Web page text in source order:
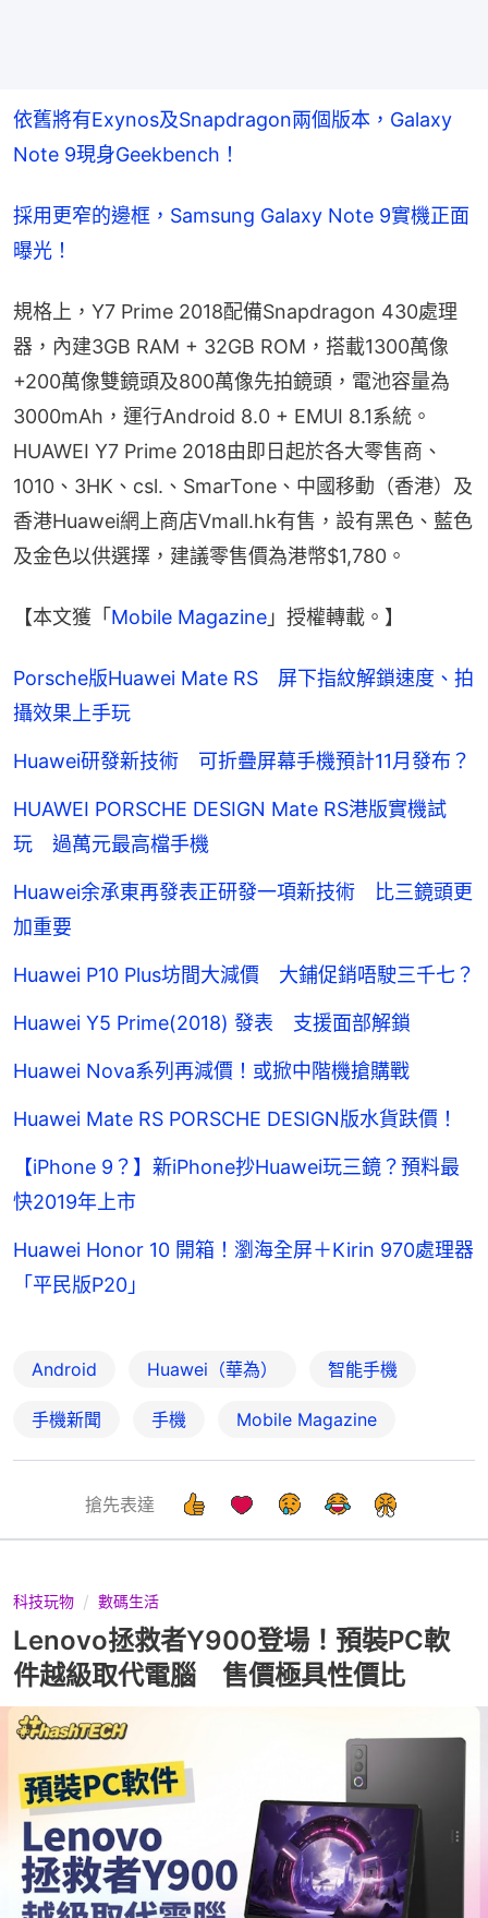
依舊將有Exynos及Snapdragon兩個版本，Galaxy
Note 9現身Geekbench！
採用更窄的邊框，Samsung Galaxy Note 9實機正面
曝光！
規格上，Y7 Prime 2018配備Snapdragon 430處理
器，內建3GB RAM + 32GB ROM，搭載1300萬像
+200萬像雙鏡頭及800萬像先拍鏡頭，電池容量為
3000mAh，運行Android 8.0 + EMUI 8.1系統。
HUAWEI Y7 Prime 2018由即日起於各大零售商、
1010、3HK、csl.、SmarTone、中國移動（香港）及
香港Huawei網上商店Vmall.hk有售，設有黑色、藍色
及金色以供選擇，建議零售價為港幣$1,780。
【本文獲「Mobile Magazine 」授權轉載。】
Porsche版Huawei Mate RS 屏下指紋解鎖速度、拍
攝效果上手玩
Huawei研發新技術 可折疊屏幕手機預計11月發布？
HUAWEI PORSCHE DESIGN Mate RS港版實機試
玩 過萬元最高檔手機
Huawei余承東再發表正研發一項新技術 比三鏡頭更
加重要
Huawei P10 Plus坊間大減價 大鋪促銷唔駛三千七？
Huawei Y5 Prime(2018) 發表 支援面部解鎖
Huawei Nova系列再減價！或掀中階機搶購戰
Huawei Mate RS PORSCHE DESIGN版水貨趺價！
【iPhone 9？】新iPhone抄Huawei玩三鏡？預料最
快2019年上市
Huawei Honor 10 開箱！瀏海全屏＋Kirin 970處理器
「平民版P20」
Android Huawei（華為） 智能手機
手機新聞 手機 Mobile Magazine
搶先表達
科技玩物 數碼生活
Lenovo拯救者Y900登場！預裝PC軟
件越級取代電腦 售價極具性價比